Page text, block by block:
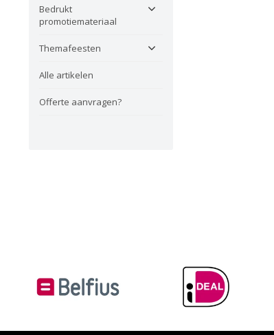
Bedrukt
promotiemateriaal
Themafeesten
Alle artikelen
Offerte aanvragen?